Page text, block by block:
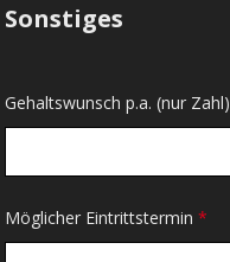
Sonstiges
Gehaltswunsch p.a. (nur Zahl)
Möglicher Eintrittstermin*